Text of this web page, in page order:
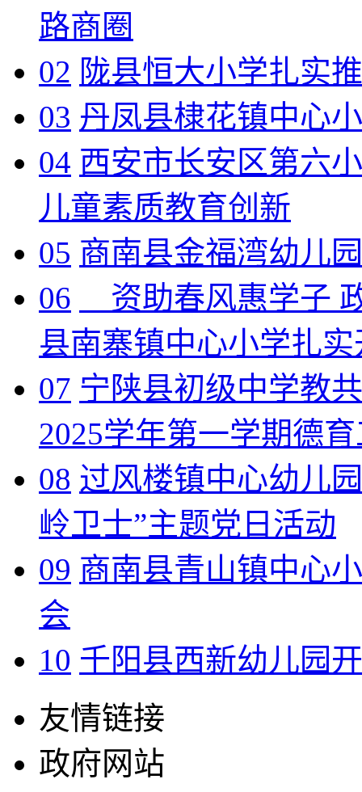
路商圈
02 陇县恒大小学扎实
03 丹凤县棣花镇中心
04 西安市长安区第六
儿童素质教育创新
05 商南县金福湾幼儿
06
资助春风惠学
县南寨镇中心小学扎
07 宁陕县初级中学教
2025学年第一学期德
08 过风楼镇中心幼儿
岭卫士”主题党日活动
09 商南县青山镇中心
会
10 千阳县西新幼儿园
友情链接
政府网站